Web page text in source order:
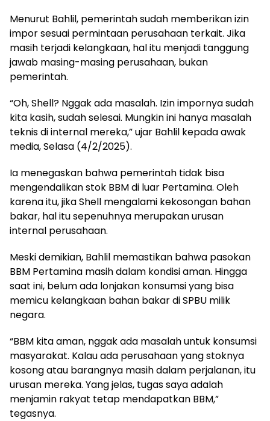
Menurut Bahlil, pemerintah sudah memberikan izin
impor sesuai permintaan perusahaan terkait. Jika
masih terjadi kelangkaan, hal itu menjadi tanggung
jawab masing-masing perusahaan, bukan
pemerintah.
“Oh, Shell? Nggak ada masalah. Izin impornya sudah
kita kasih, sudah selesai. Mungkin ini hanya masalah
teknis di internal mereka,” ujar Bahlil kepada awak
media, Selasa (4/2/2025).
Ia menegaskan bahwa pemerintah tidak bisa
mengendalikan stok BBM di luar Pertamina. Oleh
karena itu, jika Shell mengalami kekosongan bahan
bakar, hal itu sepenuhnya merupakan urusan
internal perusahaan.
Meski demikian, Bahlil memastikan bahwa pasokan
BBM Pertamina masih dalam kondisi aman. Hingga
saat ini, belum ada lonjakan konsumsi yang bisa
memicu kelangkaan bahan bakar di SPBU milik
negara.
“BBM kita aman, nggak ada masalah untuk konsumsi
masyarakat. Kalau ada perusahaan yang stoknya
kosong atau barangnya masih dalam perjalanan, itu
urusan mereka. Yang jelas, tugas saya adalah
menjamin rakyat tetap mendapatkan BBM,”
tegasnya.